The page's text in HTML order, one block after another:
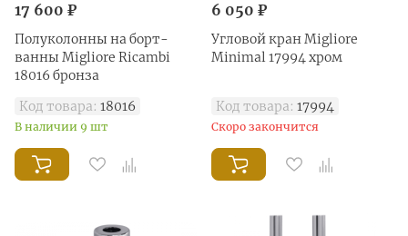
17 600 ₽
Полуколонны на борт-
ванны Migliore Ricambi
18016 бронза
Код товара: 18016
В наличии 9 шт
6 050 ₽
Угловой кран Migliore
Minimal 17994 хром
Код товара: 17994
Скоро закончится